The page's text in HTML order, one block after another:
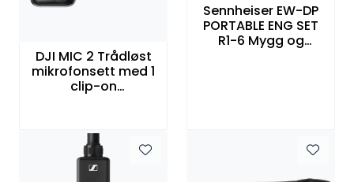
DJI MIC 2 Trådløst
mikrofonsett med 1
clip-on
tokanals mottaker
Sennheiser EW-DP
PORTABLE ENG SET
R1-6 Mygg og